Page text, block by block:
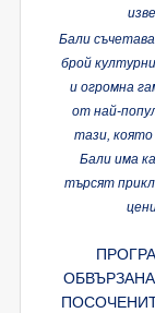
Бали съчетава
брой
и огромна
от най-
тази, която
Бали има
търсят